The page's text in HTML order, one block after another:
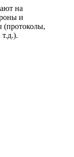
на
и
(протоколы,